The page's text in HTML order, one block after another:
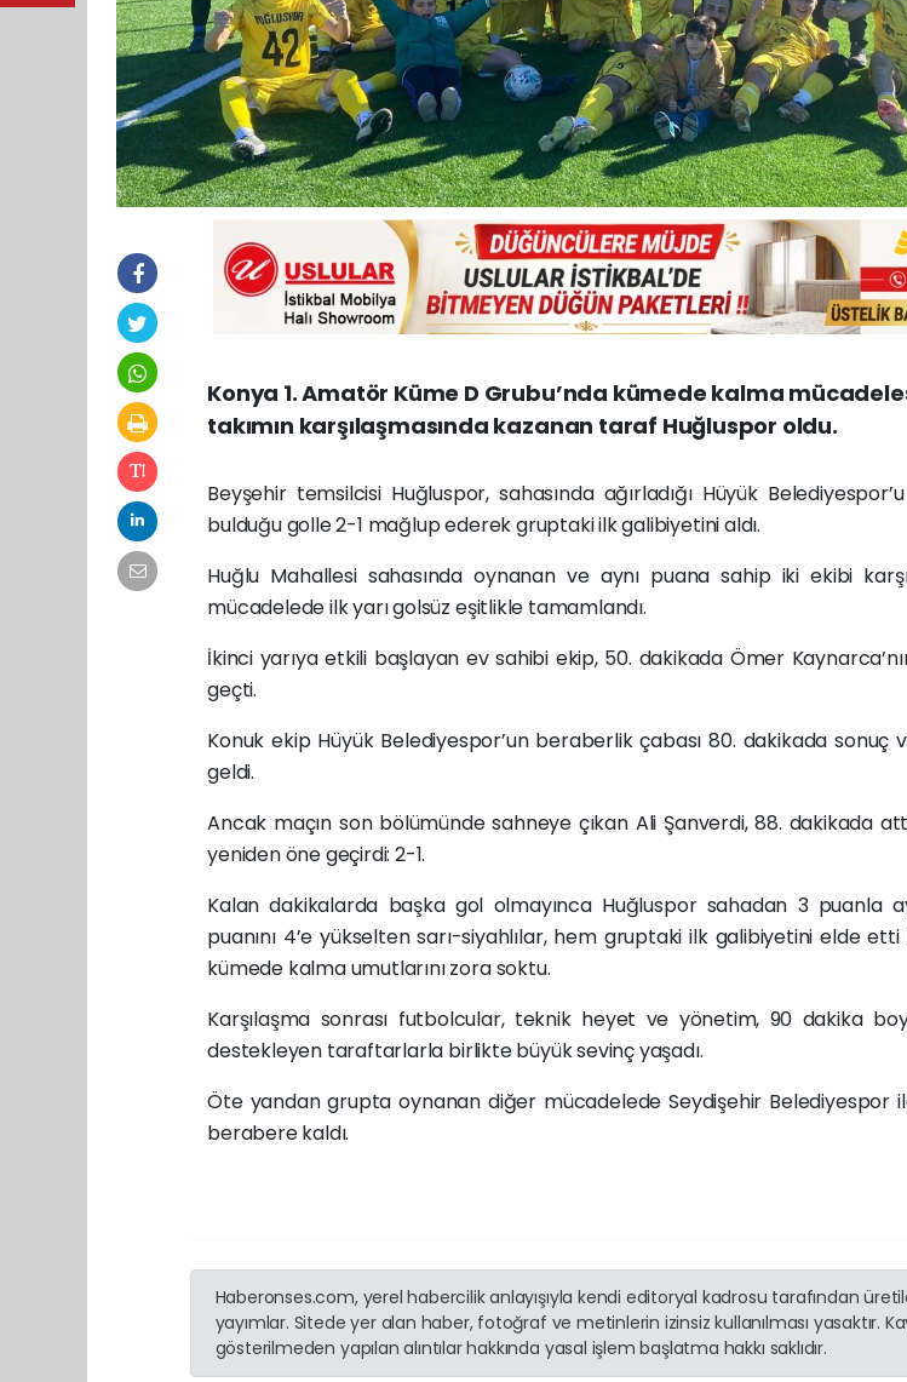
Konya 1. Amatör Küme D Grubu’nda kümede kalma
takımın karşılaşmasında kazanan taraf Huğluspor oldu.
Beyşehir temsilcisi Huğluspor, sahasında ağırladığı Hüyük
bulduğu golle 2-1 mağlup ederek gruptaki ilk galibiyetini aldı.
Huğlu Mahallesi sahasında oynanan ve aynı puana sahip iki ekibi
mücadelede ilk yarı golsüz eşitlikle tamamlandı.
İkinci yarıya etkili başlayan ev sahibi ekip, 50. dakikada Ömer
geçti.
Konuk ekip Hüyük Belediyespor’un beraberlik çabası 80. dakikada sonuç
geldi.
Ancak maçın son bölümünde sahneye çıkan Ali Şanverdi, 88. dakikada
yeniden öne geçirdi: 2-1.
Kalan dakikalarda başka gol olmayınca Huğluspor sahadan 3 puanla
puanını 4’e yükselten sarı-siyahlılar, hem gruptaki ilk galibiyetini elde
kümede kalma umutlarını zora soktu.
Karşılaşma sonrası futbolcular, teknik heyet ve yönetim, 90 dakika
destekleyen taraftarlarla birlikte büyük sevinç yaşadı.
Öte yandan grupta oynanan diğer mücadelede Seydişehir Belediyespor
berabere kaldı.
Haberonses.com, yerel habercilik anlayışıyla kendi editoryal kadrosu tarafından
yayımlar. Sitede yer alan haber, fotoğraf ve metinlerin izinsiz kullanılması yasaktır.
gösterilmeden yapılan alıntılar hakkında yasal işlem başlatma hakkı saklıdır.